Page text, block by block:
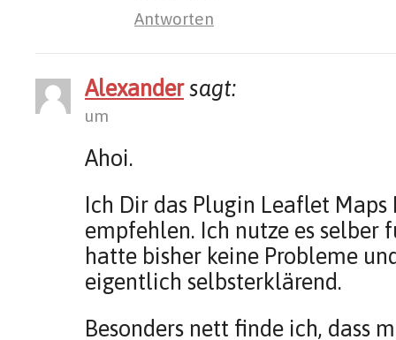
Antworten
Alexander sagt:
um
Ahoi.
Ich Dir das Plugin Leaflet
empfehlen. Ich nutze es selber
hatte bisher keine Probleme
eigentlich selbsterklärend.
Besonders nett finde ich, dass